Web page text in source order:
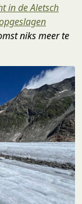
in de Aletsch
niks meer te